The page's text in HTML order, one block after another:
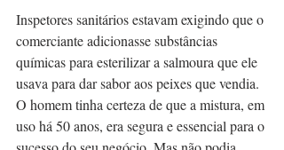
Inspetores sanitários estavam exigindo que o
comerciante adicionasse substâncias
químicas para esterilizar a salmoura que ele
usava para dar sabor aos peixes que vendia.
O homem tinha certeza de que a mistura, em
uso há 50 anos, era segura e essencial para o